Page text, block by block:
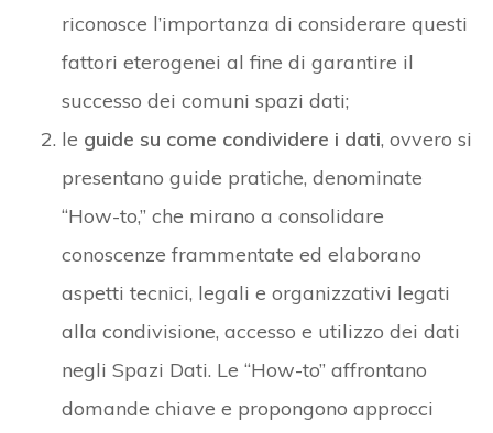
riconosce l’importanza di considerare questi
fattori eterogenei al fine di garantire il
successo dei comuni spazi dati;
le guide su come condividere i dati, ovvero si
presentano guide pratiche, denominate
“How-to,” che mirano a consolidare
conoscenze frammentate ed elaborano
aspetti tecnici, legali e organizzativi legati
alla condivisione, accesso e utilizzo dei dati
negli Spazi Dati. Le “How-to” affrontano
domande chiave e propongono approcci